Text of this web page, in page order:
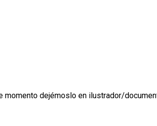
momento dejémoslo en ilustrador/